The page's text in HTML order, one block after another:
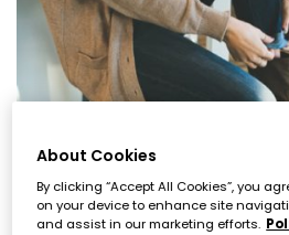
About Cookies
By clicking “Accept All Cookies”, you
on your device to enhance site
and assist in our marketing efforts.